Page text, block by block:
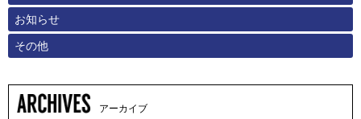
お知らせ
その他
アーカイブ